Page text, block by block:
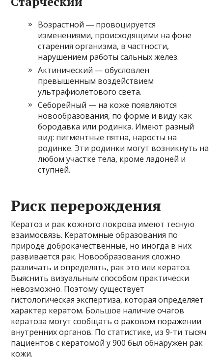
Возрастной ― провоцируется
изменениями, происходящими на фоне
старения организма, в частности,
нарушением работы сальных желез.
Актинический — обусловлен
превышенным воздействием
ультрафиолетового света.
Себорейный — на коже появляются
новообразования, по форме и виду как
бородавка или родинка. Имеют разный
вид: пигментные пятна, наросты на
родинке. Эти родинки могут возникнуть на
любом участке тела, кроме ладоней и
ступней.
Риск перерождения
Кератоз и рак кожного покрова имеют тесную
взаимосвязь. Кератомные образования по
природе доброкачественные, но иногда в них
развивается рак. Новообразования сложно
различать и определять, рак это или кератоз.
Выяснить визуальным способом практически
невозможно. Поэтому существует
гистологическая экспертиза, которая определяет
характер кератом. Большое наличие очагов
кератоза могут сообщать о раковом поражении
внутренних органов. По статистике, из 9-ти тысяч
пациентов с кератомой у 900 был обнаружен рак
кожи.